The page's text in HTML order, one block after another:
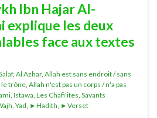
Ibn Hajar Al-
explique les deux
face aux textes
, Al Azhar, Allah est sans endroit / sans
le trône, Allah n'est pas un corps / n'a pas
, Istawa, Les Chafi'ites, Savants
, Yad, ►Hadith, ►Verset